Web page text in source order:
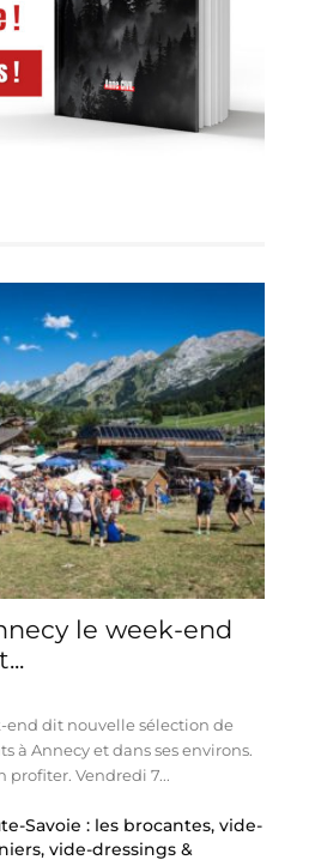
le week-end
end dit nouvelle sélection de
à Annecy et dans ses environs.
profiter. Vendredi 7...
Savoie : les brocantes, vide-
vide-dressings &